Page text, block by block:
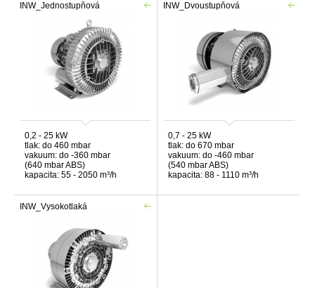
INW_Jednostupňová
0,2 - 25 kW
tlak: do 460 mbar
vakuum: do -360 mbar
(640 mbar ABS)
kapacita: 55 - 2050 m³/h
INW_Dvoustupňová
0,7 - 25 kW
tlak: do 670 mbar
vakuum: do -460 mbar
(540 mbar ABS)
kapacita: 88 - 1110 m³/h
INW_Vysokotlaká